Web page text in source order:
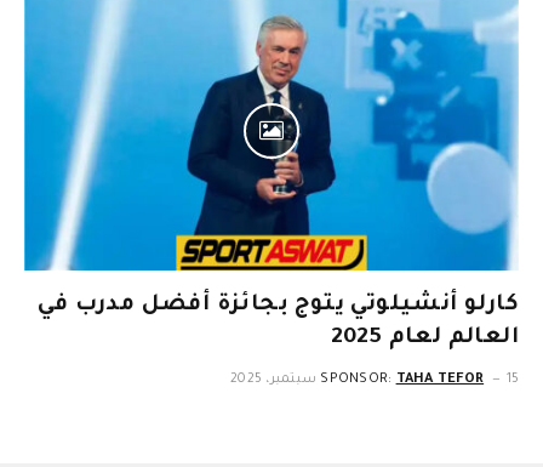
كارلو أنشيلوتي يتوج بجائزة أفضل مدرب في
العالم لعام 2025
SPONSOR: TAHA TEFOR 15 سبتمبر، 2025